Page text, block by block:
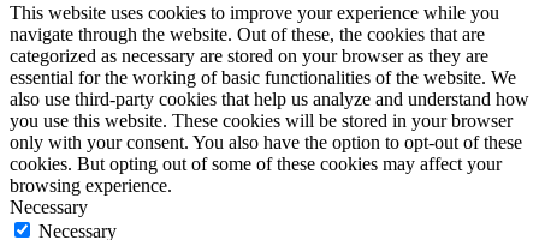
This website uses cookies to improve your experience while you
navigate through the website. Out of these, the cookies that are
categorized as necessary are stored on your browser as they are
essential for the working of basic functionalities of the website. We
also use third-party cookies that help us analyze and understand how
you use this website. These cookies will be stored in your browser
only with your consent. You also have the option to opt-out of these
cookies. But opting out of some of these cookies may affect your
browsing experience.
Necessary
Necessary